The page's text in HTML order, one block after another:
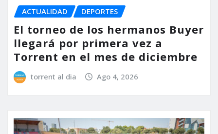
ACTUALIDAD DEPORTES
El torneo de los hermanos Buyer
llegará por primera vez a
Torrent en el mes de diciembre
torrent al dia Ago 4, 2026